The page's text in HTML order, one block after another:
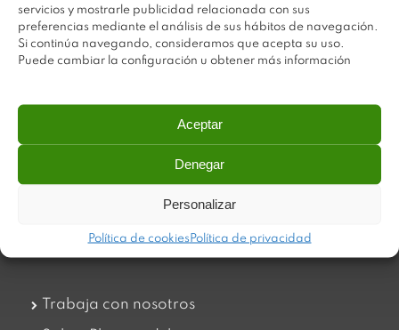
servicios y mostrarle publicidad relacionada con sus
preferencias mediante el análisis de sus hábitos de navegación.
Si continúa navegando, consideramos que acepta su uso.
Puede cambiar la configuración u obtener más información
Aceptar
Denegar
Personalizar
Política de cookies Política de privacidad
Plastimodul tiene como objetivo ofrecer productos
innovadores y de máxima calidad, invirtiendo con decisión
en medios tecnológicos que permiten aportar soluciones
calidad y el mejor servicio a nuestros clientes.
Trabaja con nosotros